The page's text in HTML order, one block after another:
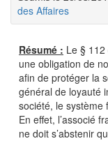
des Affaires
Résumé : Le §
une obligation de
afin de protéger la
général de loyauté
société, le système
En effet, l’associé
ne doit s’abstenir